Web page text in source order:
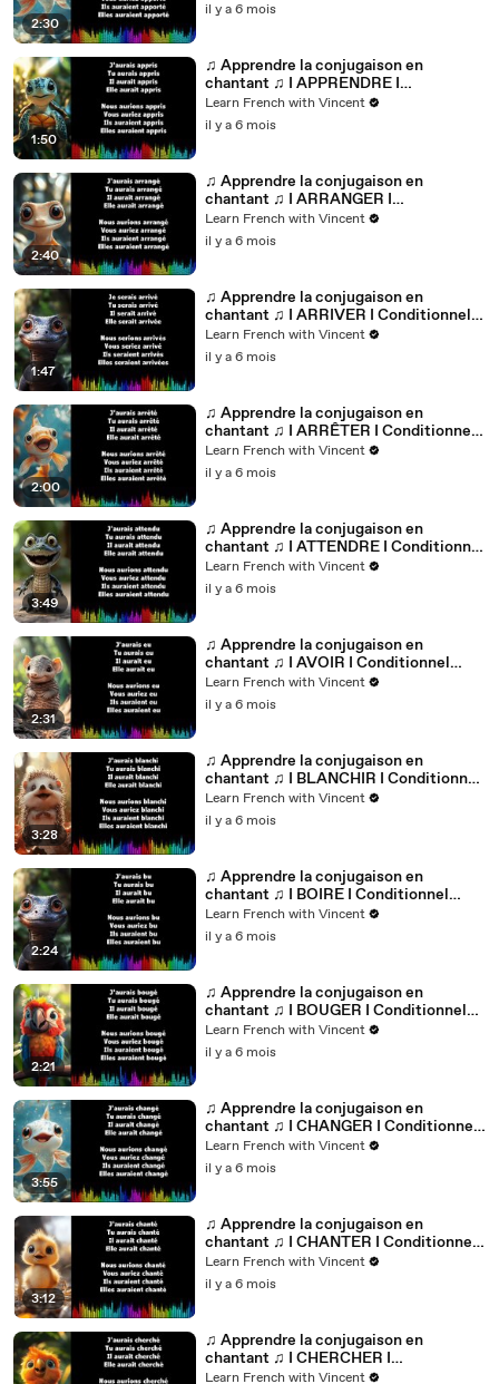
2:30
il y a 6 mois
1:50
♫ Apprendre la conjugaison en
chantant ♫ I APPRENDRE I
Conditionnel Passé_
Learn French with Vincent
il y a 6 mois
2:40
♫ Apprendre la conjugaison en
chantant ♫ I ARRANGER I
Conditionnel Passé_
Learn French with Vincent
il y a 6 mois
1:47
♫ Apprendre la conjugaison en
chantant ♫ I ARRIVER I Conditionnel
Passé_
Learn French with Vincent
il y a 6 mois
2:00
♫ Apprendre la conjugaison en
chantant ♫ I ARRÊTER I Conditionnel
Passé_
Learn French with Vincent
il y a 6 mois
3:49
♫ Apprendre la conjugaison en
chantant ♫ I ATTENDRE I Conditionnel
Passé_
Learn French with Vincent
il y a 6 mois
2:31
♫ Apprendre la conjugaison en
chantant ♫ I AVOIR I Conditionnel
Passé_
Learn French with Vincent
il y a 6 mois
3:28
♫ Apprendre la conjugaison en
chantant ♫ I BLANCHIR I Conditionnel
Passé_
Learn French with Vincent
il y a 6 mois
2:24
♫ Apprendre la conjugaison en
chantant ♫ I BOIRE I Conditionnel
Passé_
Learn French with Vincent
il y a 6 mois
2:21
♫ Apprendre la conjugaison en
chantant ♫ I BOUGER I Conditionnel
Passé_
Learn French with Vincent
il y a 6 mois
3:55
♫ Apprendre la conjugaison en
chantant ♫ I CHANGER I Conditionnel
Passé_
Learn French with Vincent
il y a 6 mois
3:12
♫ Apprendre la conjugaison en
chantant ♫ I CHANTER I Conditionnel
Passé_
Learn French with Vincent
il y a 6 mois
♫ Apprendre la conjugaison en
chantant ♫ I CHERCHER I
Conditionnel Passé_
Learn French with Vincent